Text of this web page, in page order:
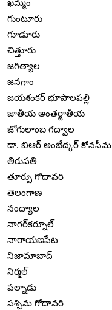
ఖమ్మం
గుంటూరు
గూడూరు
చిత్తూరు
జగిత్యాల
జనగాం
జయశంకర్ భూపాలపల్లి
జాతీయ అంతర్జాతీయ
జోగులాంబ గద్వాల
డా. బిఆర్ అంబేద్కర్ కోనసీమ
తిరుపతి
తూర్పు గోదావరి
తెలంగాణ
నంద్యాల
నాగర్‌కర్నూల్
నారాయణపేట
నిజామాబాద్
నిర్మల్
పల్నాడు
పశ్చిమ గోదావరి